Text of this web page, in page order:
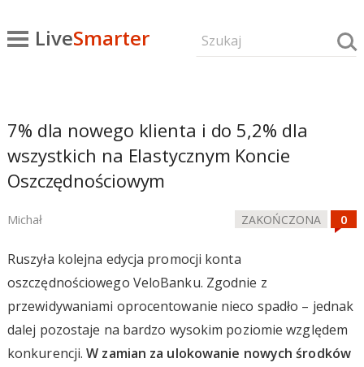
LiveSmarter
7% dla nowego klienta i do 5,2% dla
wszystkich na Elastycznym Koncie
Oszczędnościowym
Michał ZAKOŃCZONA
Ruszyła kolejna edycja promocji konta
oszczędnościowego VeloBanku. Zgodnie z
przewidywaniami oprocentowanie nieco spadło – jednak
dalej pozostaje na bardzo wysokim poziomie względem
konkurencji.W zamian za ulokowanie nowych środków